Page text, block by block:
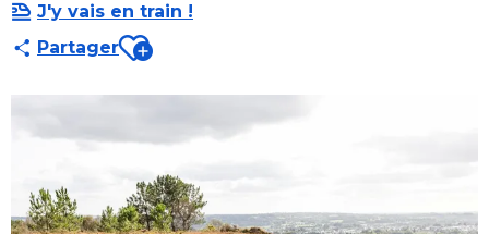
J'y vais en train !
PartagerAjouter aux favoris